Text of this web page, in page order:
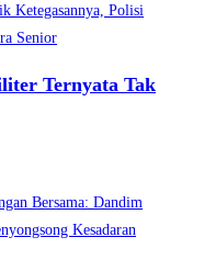
Ternyata Tak